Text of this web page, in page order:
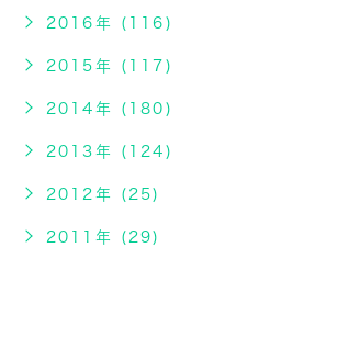
2016年 (116)
2015年 (117)
2014年 (180)
2013年 (124)
2012年 (25)
2011年 (29)